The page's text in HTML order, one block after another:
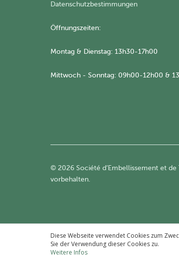
Datenschutzbestimmungen
Öffnungszeiten:
Montag & Dienstag: 13h30-17h00
Mittwoch - Sonntag: 09h00-12h00 &
© 2026 Société d’Embellissement et
vorbehalten.
Diese Webseite verwendet Cookies zum
Sie der Verwendung dieser Cookies zu.
Weitere Infos